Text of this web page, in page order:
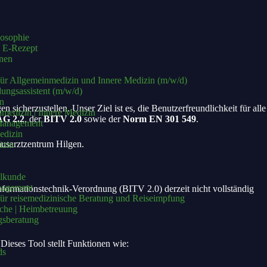
All­ge­mein­me­di­zin und Inne­re Medi­zin (m/w/d)
(m/w/d)
| Innere Medizin
reisemedizinische Beratung und Reiseimpfung
| Heimbetreuung
sicher­zu­stel­len. Unser Ziel ist es, die Benut­zer­freund­lich­keit für alle
2.2, derBITV 2.0sowie derNorm EN 301 549.
Hil­gen.
Ver­ord­nung (BITV 2.0) der­zeit nicht voll­stän­dig
Tool stellt Funk­tio­nen wie: